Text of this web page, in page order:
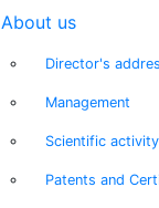
About us
Director's
Management
Scientific activity
Patents and